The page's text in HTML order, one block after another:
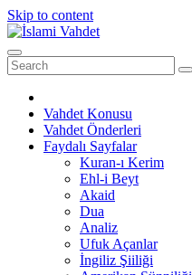
Skip to content
Vahdet Konusu
Vahdet Önderleri
Faydalı Sayfalar
Kuran-ı Kerim
Ehl-i Beyt
Akaid
Dua
Analiz
Ufuk Açanlar
İngiliz Şiiliği